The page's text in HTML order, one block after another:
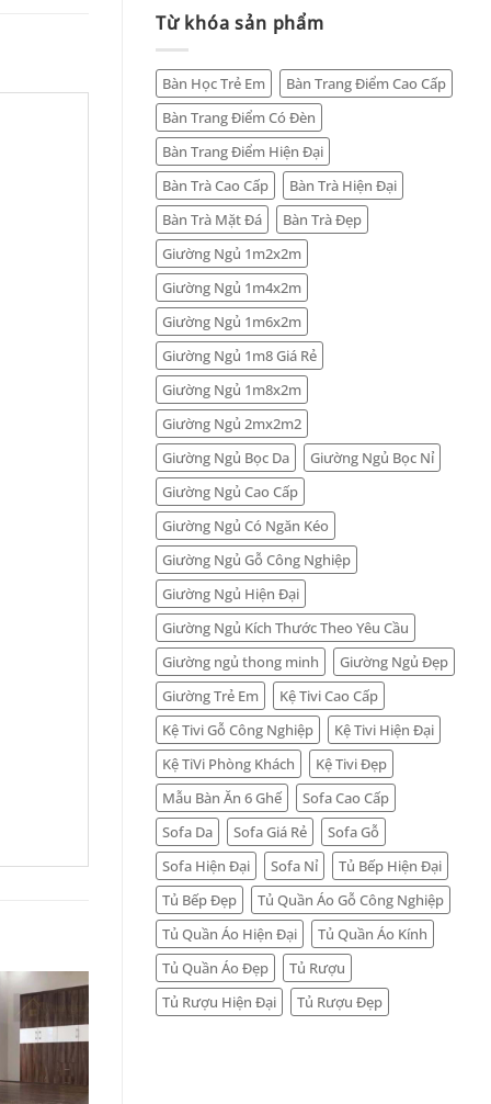
Từ khóa sản phẩm
Bàn Học Trẻ Em
Bàn Trang Điểm Cao Cấp
Bàn Trang Điểm Có Đèn
Bàn Trang Điểm Hiện Đại
Bàn Trà Cao Cấp
Bàn Trà Hiện Đại
Bàn Trà Mặt Đá
Bàn Trà Đẹp
Giường Ngủ 1m2x2m
Giường Ngủ 1m4x2m
Giường Ngủ 1m6x2m
Giường Ngủ 1m8 Giá Rẻ
Giường Ngủ 1m8x2m
Giường Ngủ 2mx2m2
Giường Ngủ Bọc Da
Giường Ngủ Bọc Nỉ
Giường Ngủ Cao Cấp
Giường Ngủ Có Ngăn Kéo
Giường Ngủ Gỗ Công Nghiệp
Giường Ngủ Hiện Đại
Giường Ngủ Kích Thước Theo Yêu Cầu
Giường ngủ thong minh
Giường Ngủ Đẹp
Giường Trẻ Em
Kệ Tivi Cao Cấp
Kệ Tivi Gỗ Công Nghiệp
Kệ Tivi Hiện Đại
Kệ TiVi Phòng Khách
Kệ Tivi Đẹp
Mẫu Bàn Ăn 6 Ghế
Sofa Cao Cấp
Sofa Da
Sofa Giá Rẻ
Sofa Gỗ
Sofa Hiện Đại
Sofa Nỉ
Tủ Bếp Hiện Đại
Tủ Bếp Đẹp
Tủ Quần Áo Gỗ Công Nghiệp
Tủ Quần Áo Hiện Đại
Tủ Quần Áo Kính
Tủ Quần Áo Đẹp
Tủ Rượu
Tủ Rượu Hiện Đại
Tủ Rượu Đẹp